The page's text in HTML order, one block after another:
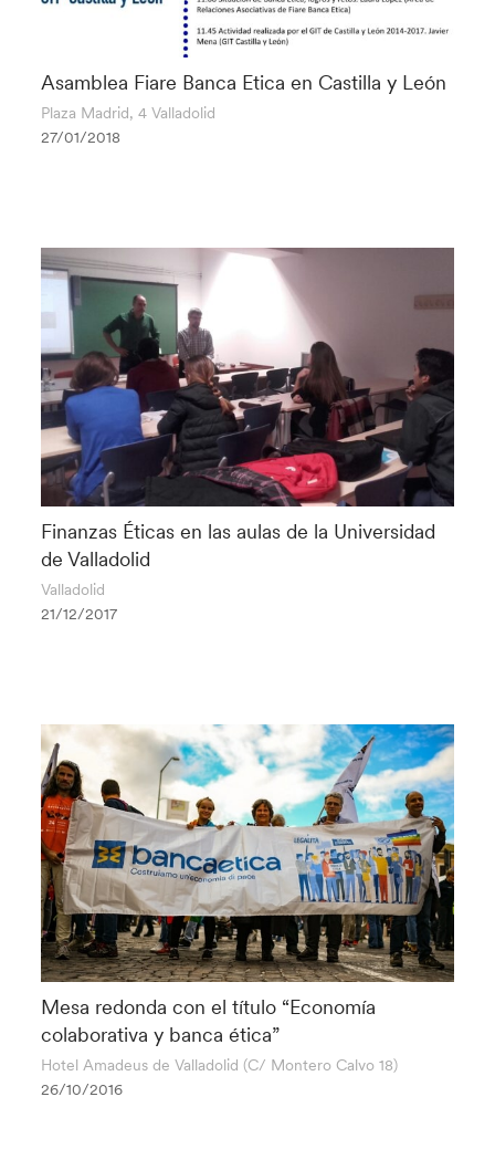
Asamblea Fiare Banca Etica en Castilla y León
Plaza Madrid, 4 Valladolid
27/01/2018
Finanzas Éticas en las aulas de la Universidad
de Valladolid
Valladolid
21/12/2017
Mesa redonda con el título “Economía
colaborativa y banca ética”
Hotel Amadeus de Valladolid (C/ Montero Calvo 18)
26/10/2016